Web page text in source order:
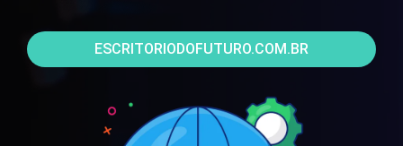
ESCRITORIODOFUTURO.COM.BR